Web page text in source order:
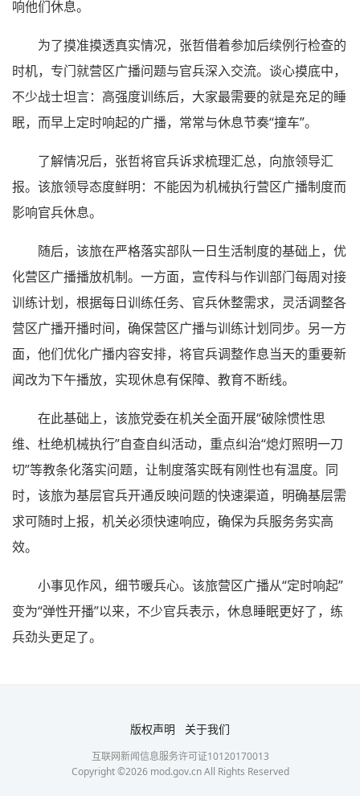
响他们休息。
为了摸准摸透真实情况，张哲借着参加后续例行检查的
时机，专门就营区广播问题与官兵深入交流。谈心摸底中，
不少战士坦言：高强度训练后，大家最需要的就是充足的睡
眠，而早上定时响起的广播，常常与休息节奏“撞车”。
了解情况后，张哲将官兵诉求梳理汇总，向旅领导汇
报。该旅领导态度鲜明：不能因为机械执行营区广播制度而
影响官兵休息。
随后，该旅在严格落实部队一日生活制度的基础上，优
化营区广播播放机制。一方面，宣传科与作训部门每周对接
训练计划，根据每日训练任务、官兵休整需求，灵活调整各
营区广播开播时间，确保营区广播与训练计划同步。另一方
面，他们优化广播内容安排，将官兵调整作息当天的重要新
闻改为下午播放，实现休息有保障、教育不断线。
在此基础上，该旅党委在机关全面开展“破除惯性思
维、杜绝机械执行”自查自纠活动，重点纠治“熄灯照明一刀
切”等教条化落实问题，让制度落实既有刚性也有温度。同
时，该旅为基层官兵开通反映问题的快速渠道，明确基层需
求可随时上报，机关必须快速响应，确保为兵服务务实高
效。
小事见作风，细节暖兵心。该旅营区广播从“定时响起”
变为“弹性开播”以来，不少官兵表示，休息睡眠更好了，练
兵劲头更足了。
版权声明 关于我们
互联网新闻信息服务许可证10120170013
Copyright ©2026mod.gov.cn All Rights Reserved